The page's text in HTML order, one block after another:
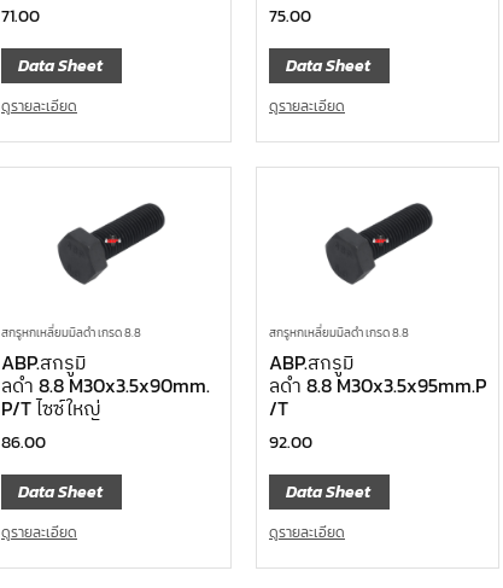
71.00
Data Sheet
ดูรายละเอียด
75.00
Data Sheet
ดูรายละเอียด
สกรูหกเหลี่ยมมิลดำ เกรด 8.8
ABP.สกรูมิ
ลดำ 8.8 M30x3.5x90mm.
P/T ไซซ์ใหญ่
86.00
Data Sheet
ดูรายละเอียด
สกรูหกเหลี่ยมมิลดำ เกรด 8.8
ABP.สกรูมิ
ลดำ 8.8 M30x3.5x95mm.P
/T
92.00
Data Sheet
ดูรายละเอียด